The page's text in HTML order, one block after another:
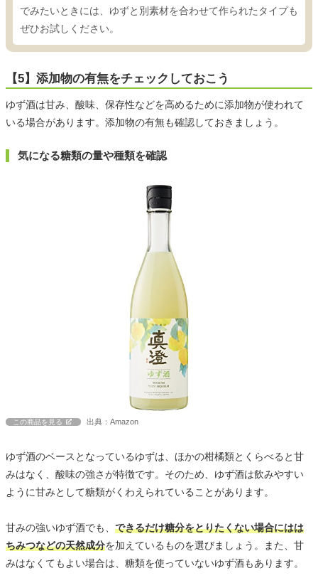
でみたいときには、ゆずと別素材を合わせて作られたタイプも
ぜひお試しください。
【5】添加物の有無をチェックしておこう
ゆず酒は甘み、酸味、保存性などを高めるために添加物が使われて
いる場合があります。添加物の有無も確認しておきましょう。
気になる糖類の量や種類を確認
この商品を見る 出典：Amazon
ゆず酒のベースとなっているゆずは、ほかの柑橘類とくらべると甘
みはなく、酸味の強さが特徴です。そのため、ゆず酒は飲みやすい
ように甘みとして糖類がくわえられていることがあります。
甘みの強いゆず酒でも、 できるだけ糖分をとりたくない場合にはは
ちみつなどの天然成分を加えているものを選びましょう。また、甘
みはなくてもよい場合は、糖類を使っていないゆず酒もあります。